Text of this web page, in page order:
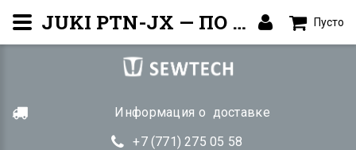
Информация о доставке
+7 (771) 275 05 58
Пусто
JUKI PTN-JX — ПО / системы | Купить Алматы